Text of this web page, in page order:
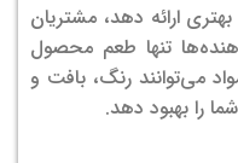
ارائه دهد، مشتریان
تنها طعم محصول
می‌توانند رنگ، بافت و
را بهبود دهد.